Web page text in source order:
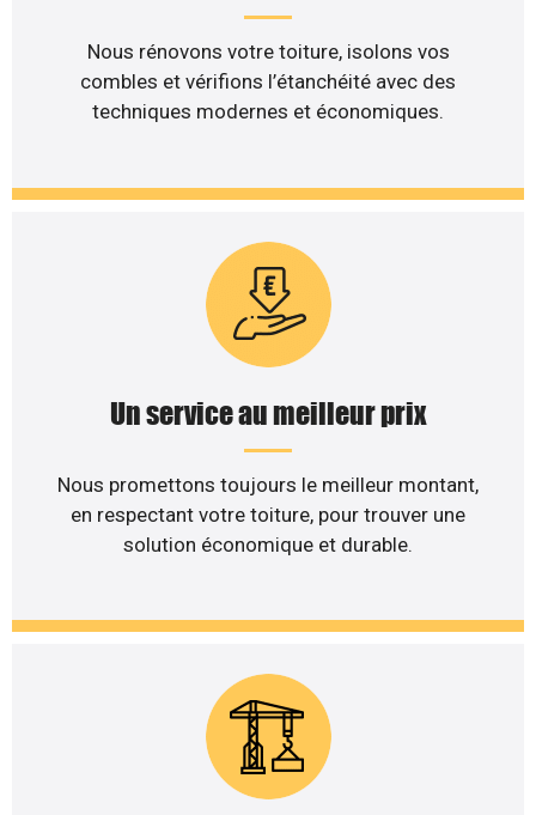
Nous rénovons votre toiture, isolons vos
combles et vérifions l’étanchéité avec des
techniques modernes et économiques.
Un service au meilleur prix
Nous promettons toujours le meilleur montant,
en respectant votre toiture, pour trouver une
solution économique et durable.